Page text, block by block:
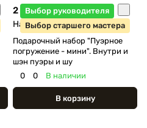
Выбор руководителя
Выбор старшего мастера
2 350 ₽
Начислим+117бонусов
Подарочный набор "Пуэрное
погружение - мини". Внутри и
шэн пуэры и шу
0
0 В наличии
В корзину